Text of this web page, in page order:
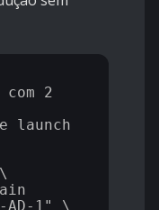
2
launch
AD-1" \